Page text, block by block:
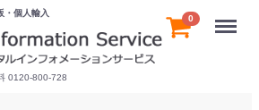
・個人輸入
0120-800-728
0 Menu